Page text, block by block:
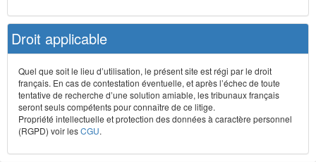
Droit applicable
Quel que soit le lieu d’utilisation, le présent site est régi par le droit
français. En cas de contestation éventuelle, et après l’échec de toute
tentative de recherche d’une solution amiable, les tribunaux français
seront seuls compétents pour connaître de ce litige.
Propriété intellectuelle et protection des données à caractère personnel
(RGPD) voir lesCGU.